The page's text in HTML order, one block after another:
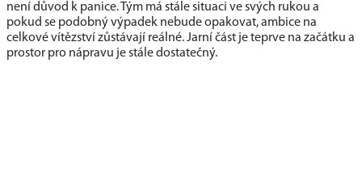
není důvod k panice. Tým má stále situaci ve svých rukou a
pokud se podobný výpadek nebude opakovat, ambice na
celkové vítězství zůstávají reálné. Jarní část je teprve na začátku a
prostor pro nápravu je stále dostatečný.